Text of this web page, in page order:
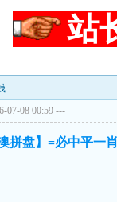
站
.
07-08 00:59 ---
拼盘】=必中平一